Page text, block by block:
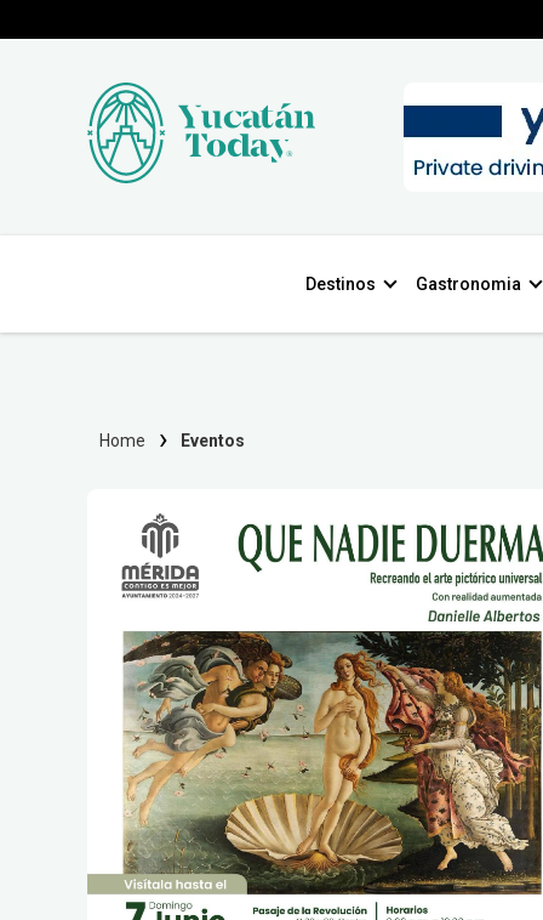
Destinos Gastronomia
Home Eventos